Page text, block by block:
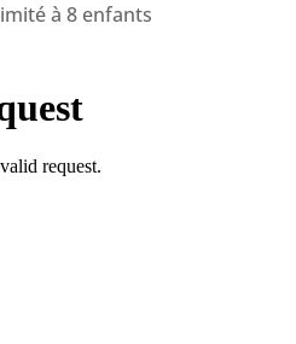
à 8 enfants